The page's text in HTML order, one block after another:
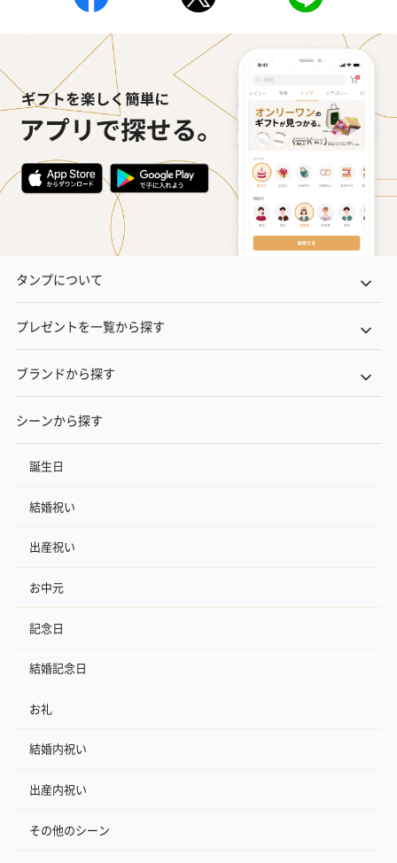
タンプについて
プレゼントを一覧から探す
ブランドから探す
シーンから探す
誕生日
結婚祝い
出産祝い
お中元
記念日
結婚記念日
お礼
結婚内祝い
出産内祝い
その他のシーン